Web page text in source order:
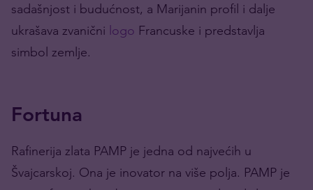
sadašnjost i budućnost, a Marijanin profil i dalje
ukrašava zvanični logo Francuske i predstavlja
simbol zemlje.
Fortuna
Rafinerija zlata PAMP je jedna od najvećih u
Švajcarskoj. Ona je inovator na više polja. PAMP je